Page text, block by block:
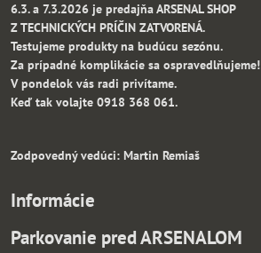
6.3. a 7.3.2026 je predajňa ARSENAL SHOP
Z TECHNICKÝCH PRÍČIN ZATVORENÁ.
Testujeme produkty na budúcu sezónu.
Za prípadné komplikácie sa ospravedlňujeme!
V pondelok vás radi privítame.
Keď tak volajte 0918 368 061.
Zodpovedný vedúci: Martin Remiaš
Informácie
Parkovanie pred ARSENALOM